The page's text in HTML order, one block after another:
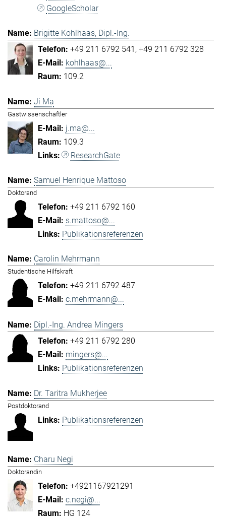
GoogleScholar
Brigitte Kohlhaas, Dipl.-Ing.
+49 211 6792 541 +49 211 6792 328
kohlhaas@...
109.2
Ji Ma
Gastwissenschaftler
j.ma@...
109.3
ResearchGate
Samuel Henrique Mattoso
Doktorand
+49 211 6792 160
s.mattoso@...
Publikationsreferenzen
Carolin Mehrmann
Studentische Hilfskraft
+49 211 6792 487
c.mehrmann@...
Dipl.-Ing. Andrea Mingers
+49 211 6792 280
mingers@...
Publikationsreferenzen
Dr. Taritra Mukherjee
Postdoktorand
Publikationsreferenzen
Charu Negi
Doktorandin
+4921167921291
c.negi@...
HG 124